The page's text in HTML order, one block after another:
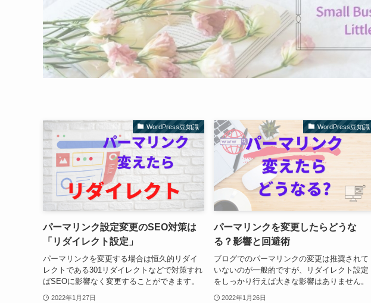
WordPress豆知識
パーマリンク設定変更のSEO対策は
「リダイレクト設定」
パーマリンクを変更する場合は恒久的リダイ
レクトである301リダイレクトなどで対策すれ
ばSEOに影響なく変更することができます。
2022年1月27日
WordPress豆知識
パーマリンクを変更したらどうな
る？影響と回避術
ブログでのパーマリンクの変更は推奨されて
いないのが一般的ですが、リダイレクト設定
をしっかり行えば大きな影響はありません。
2022年1月26日